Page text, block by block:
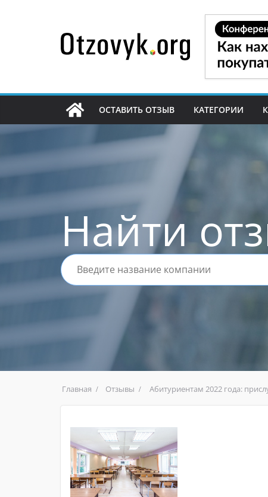
содержимому
ОСТАВИТЬ ОТЗЫВ КАТЕГОРИИ
Найти
Главная Отзывы Абитуриентам 2022 года: